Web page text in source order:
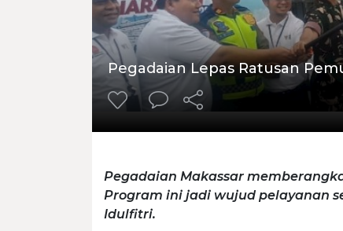
Pegadaian Lepas Ratusan
Pegadaian Makassar
Program ini jadi wujud pelayanan
Idulfitri.